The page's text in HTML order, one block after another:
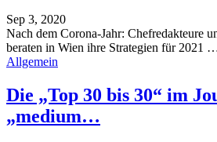
Sep 3, 2020
Nach dem Corona-Jahr: Chefredakteure
beraten in Wien ihre Strategien für 2021
Allgemein
Die „Top 30 bis 30“ im
„medium…